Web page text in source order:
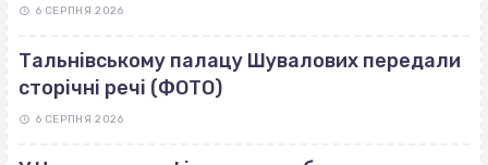
6 СЕРПНЯ 2026
Тальнівському палацу Шувалових передали
сторічні речі (ФОТО)
6 СЕРПНЯ 2026